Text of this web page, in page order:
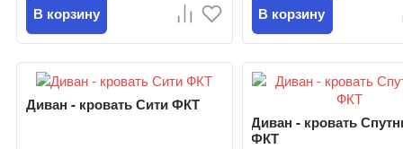
В корзину В корзину
Диван - кровать Сити ФКТ
Диван - кровать
ФКТ